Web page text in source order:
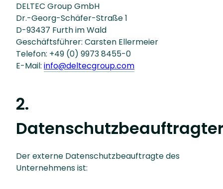
DELTEC Group GmbH
Dr.-Georg-Schäfer-Straße 1
D-93437 Furth im Wald
Geschäftsführer: Carsten Ellermeier
Telefon: +49 (0) 9973 8455-0
E-Mail: info@deltecgroup.com
2.
Der externe Datenschutzbeauftragte des
Unternehmens ist: